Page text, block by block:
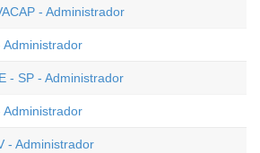
- Administrador
Administrador
- SP - Administrador
Administrador
- Administrador